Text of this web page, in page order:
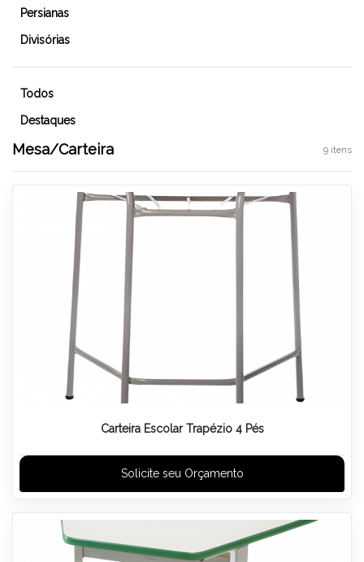
Persianas
Divisórias
Todos
Destaques
Mesa/Carteira 9 itens
Carteira Escolar Trapézio 4 Pés
Solicite seu Orçamento